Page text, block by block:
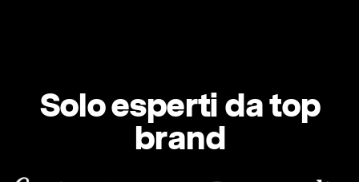
Solo esperti da top
brand